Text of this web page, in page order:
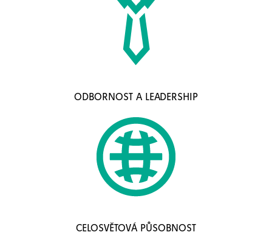
ODBORNOST A LEADERSHIP
CELOSVĚTOVÁ PŮSOBNOST